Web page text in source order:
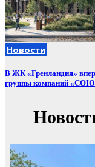
Новости
В ЖК «Гренландия»
группы компаний